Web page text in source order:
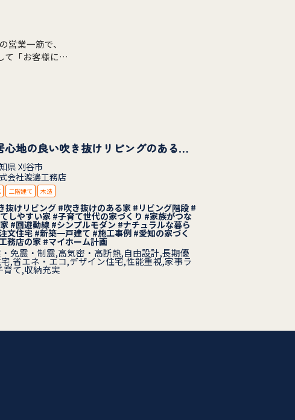
て「お客様にと
ただくことも
《居心地の良い吹き抜けリビングのある家》
県 刈谷市
会社渡邊工務店
二階建て 木造
抜けリビング #吹き抜けのある家 #リビング階段 #
しやすい家 #子育て世代の家づくり #家族がつな
#回遊動線 #シンプルモダン #ナチュラルな暮ら
文住宅 #新築一戸建て #施工事例 #愛知の家づく
務店の家 #マイホーム計画
免震・制震,高気密・高断熱,自由設計,長期優
,省エネ・エコ,デザイン住宅,性能重視,家事ラ
育て,収納充実